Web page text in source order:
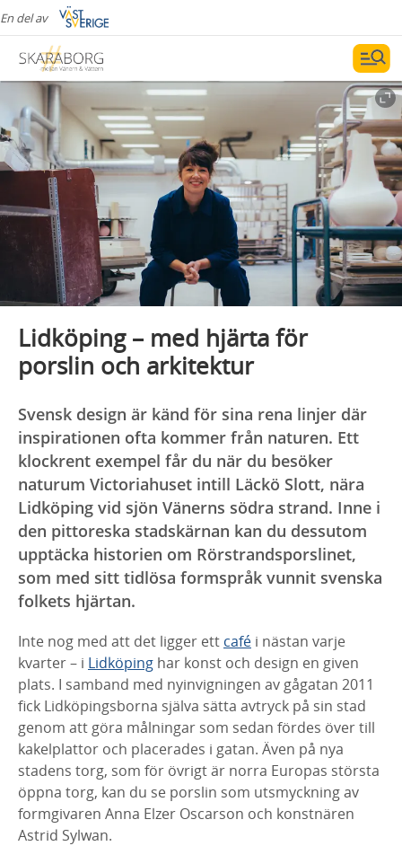
En del av
Lidköping – med hjärta för
porslin och arkitektur
Svensk design är känd för sina rena linjer där
inspirationen ofta kommer från naturen. Ett
klockrent exempel får du när du besöker
naturum Victoriahuset intill Läckö Slott, nära
Lidköping vid sjön Vänerns södra strand. Inne i
den pittoreska stadskärnan kan du dessutom
upptäcka historien om Rörstrandsporslinet,
som med sitt tidlösa formspråk vunnit svenska
folkets hjärtan.
Inte nog med att det ligger ett café i nästan varje
kvarter – i Lidköping har konst och design en given
plats. I samband med nyinvigningen av gågatan 2011
fick Lidköpingsborna själva sätta avtryck på sin stad
genom att göra målningar som sedan fördes över till
kakelplattor och placerades i gatan. Även på nya
stadens torg, som för övrigt är norra Europas största
öppna torg, kan du se porslin som utsmyckning av
formgivaren Anna Elzer Oscarson och konstnären
Astrid Sylwan.